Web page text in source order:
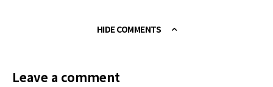
HIDE COMMENTS
Leave a comment